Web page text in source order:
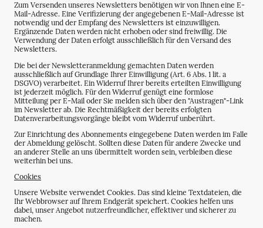
Zum Versenden unseres Newsletters benötigen wir von Ihnen eine E-
Mail-Adresse. Eine Verifizierung der angegebenen E-Mail-Adresse ist
notwendig und der Empfang des Newsletters ist einzuwilligen.
Ergänzende Daten werden nicht erhoben oder sind freiwillig. Die
Verwendung der Daten erfolgt ausschließlich für den Versand des
Newsletters.
Die bei der Newsletteranmeldung gemachten Daten werden
ausschließlich auf Grundlage Ihrer Einwilligung (Art. 6 Abs. 1 lit. a
DSGVO) verarbeitet. Ein Widerruf Ihrer bereits erteilten Einwilligung
ist jederzeit möglich. Für den Widerruf genügt eine formlose
Mitteilung per E-Mail oder Sie melden sich über den "Austragen"-Link
im Newsletter ab. Die Rechtmäßigkeit der bereits erfolgten
Datenverarbeitungsvorgänge bleibt vom Widerruf unberührt.
Zur Einrichtung des Abonnements eingegebene Daten werden im Falle
der Abmeldung gelöscht. Sollten diese Daten für andere Zwecke und
an anderer Stelle an uns übermittelt worden sein, verbleiben diese
weiterhin bei uns.
Cookies
Unsere Website verwendet Cookies. Das sind kleine Textdateien, die
Ihr Webbrowser auf Ihrem Endgerät speichert. Cookies helfen uns
dabei, unser Angebot nutzerfreundlicher, effektiver und sicherer zu
machen.